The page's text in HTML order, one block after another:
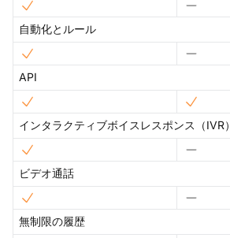
自動化とルール
API
インタラクティブボイスレスポンス（IVR）
ビデオ通話
無制限の履歴